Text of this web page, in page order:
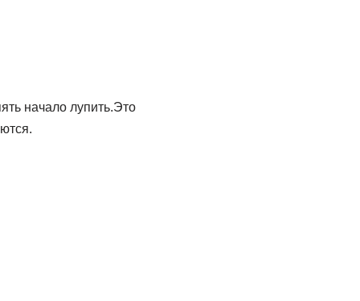
начало лупить.Это